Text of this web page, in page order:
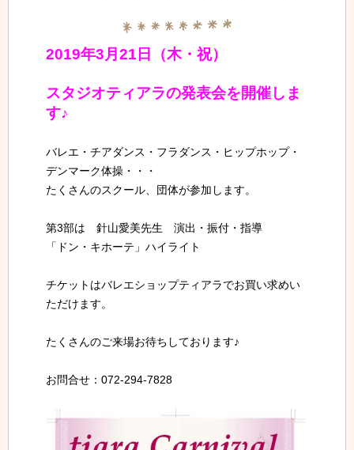
2019年3月21日（木・祝）
スタジオティアラの発表会を開催しま
す♪
バレエ・チアダンス・フラダンス・ヒップホップ・
デンマーク体操・・・
たくさんのスクール、団体が参加します。
第3部は 針山愛美先生 演出・振付・指導
「ドン・キホーテ」ハイライト
チケットはバレエショップティアラでお買い求めい
ただけます。
たくさんのご来場お待ちしております♪
お問合せ：072-294-7828